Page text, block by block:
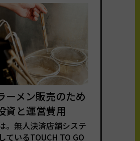
ーメン販売のため
資と運営費用
。無人決済店舗システ
ているTOUCH TO GO